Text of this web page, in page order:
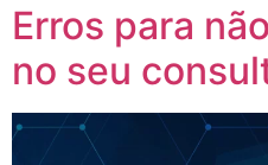
Erros para
no seu